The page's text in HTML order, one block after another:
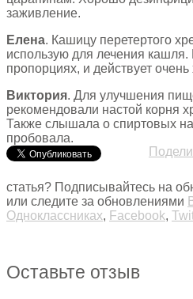
заживление.
Елена. Кашицу перетертого
использую для лечения
пропорциях, и действует
Виктория. Для улучшения
рекомендовали настой корня
Также слышала о спиртовых
пробовала.
статья? Подписывайтесь на
или следите за обновлениями
Одноклассниках, Facebook,
Оставьте отзыв